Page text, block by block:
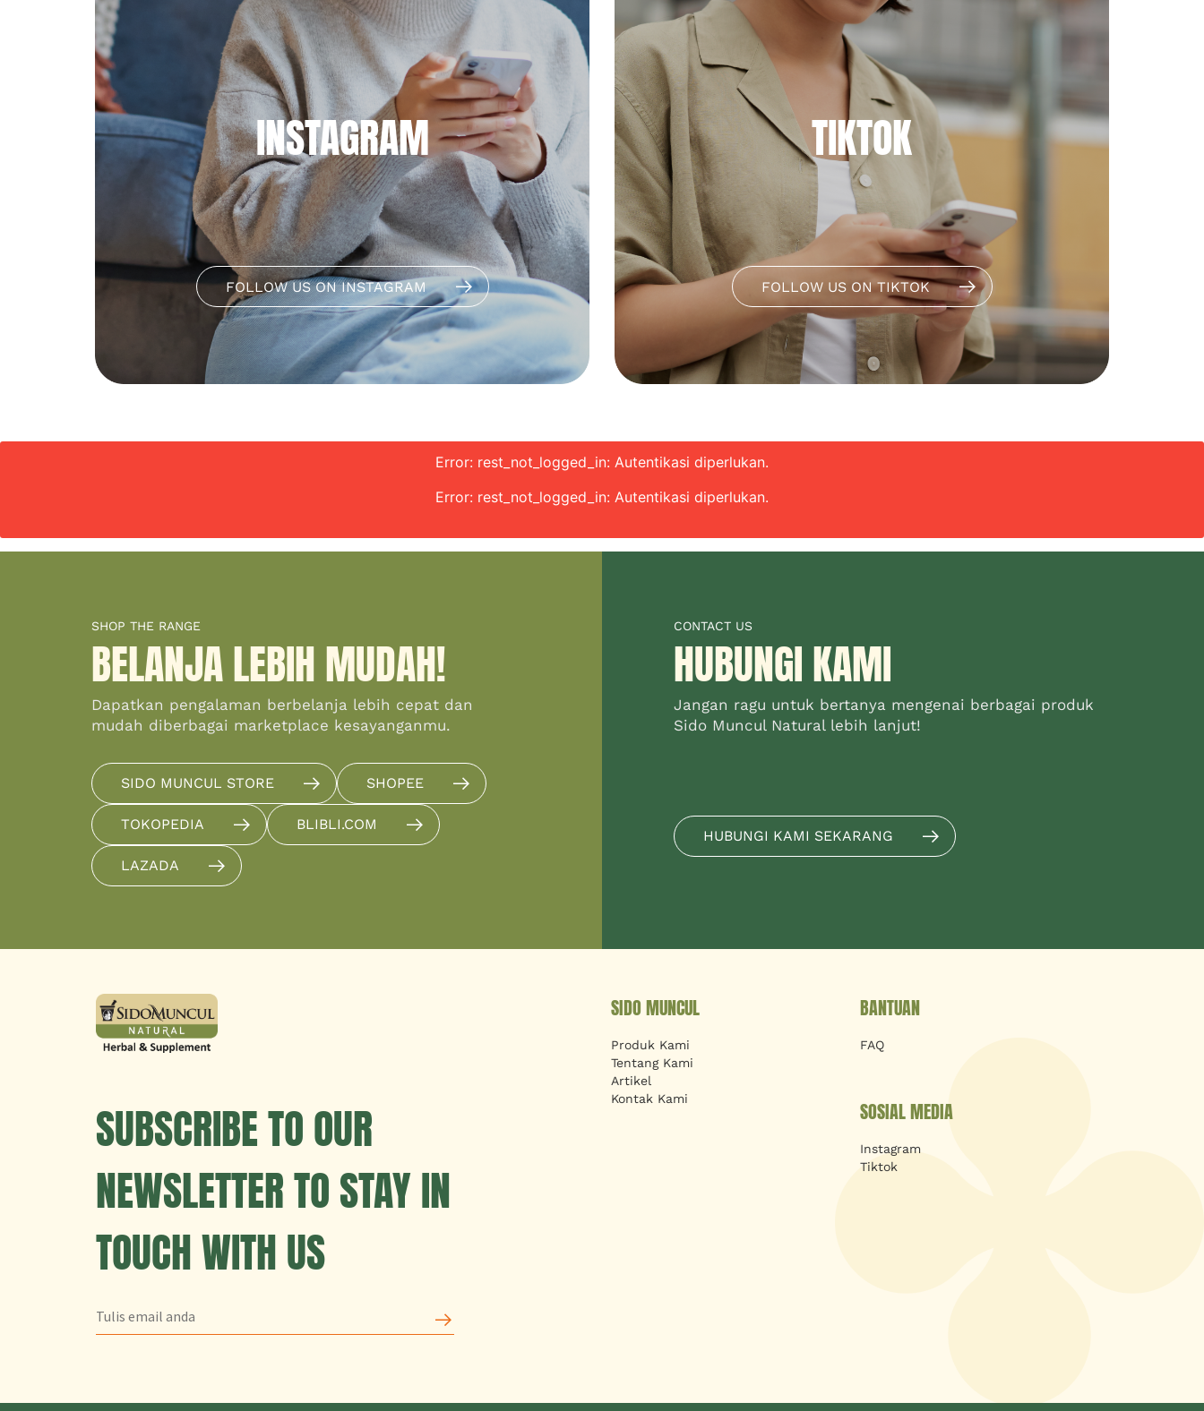
INSTAGRAM
FOLLOW US ON INSTAGRAM
TIKTOK
FOLLOW US ON TIKTOK
Error: rest_not_logged_in: Autentikasi diperlukan.
Error: rest_not_logged_in: Autentikasi diperlukan.
SHOP THE RANGE
BELANJA LEBIH MUDAH!
Dapatkan pengalaman berbelanja lebih cepat dan
mudah diberbagai marketplace kesayanganmu.
SIDO MUNCUL STORE SHOPEE
TOKOPEDIA BLIBLI.COM
LAZADA
CONTACT US
HUBUNGI KAMI
Jangan ragu untuk bertanya mengenai berbagai produk
Sido Muncul Natural lebih lanjut!
HUBUNGI KAMI SEKARANG
SUBSCRIBE TO OUR
NEWSLETTER TO STAY IN
TOUCH WITH US
SIDO MUNCUL
Produk Kami
Tentang Kami
Artikel
Kontak Kami
BANTUAN
FAQ
SOSIAL MEDIA
Instagram
Tiktok